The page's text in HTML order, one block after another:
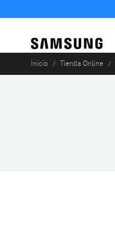
Inicio Tienda Online